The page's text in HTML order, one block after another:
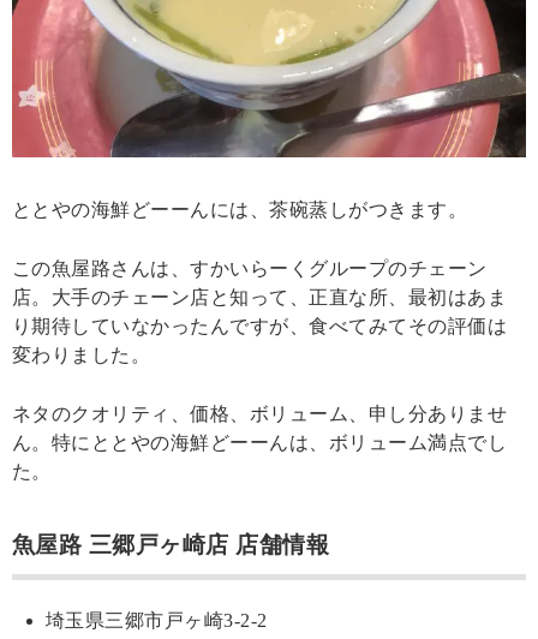
ととやの海鮮どーーんには、茶碗蒸しがつきます。
この魚屋路さんは、すかいらーくグループのチェーン
店。大手のチェーン店と知って、正直な所、最初はあま
り期待していなかったんですが、食べてみてその評価は
変わりました。
ネタのクオリティ、価格、ボリューム、申し分ありませ
ん。特にととやの海鮮どーーんは、ボリューム満点でし
た。
魚屋路 三郷戸ヶ崎店 店舗情報
埼玉県三郷市戸ヶ崎3-2-2